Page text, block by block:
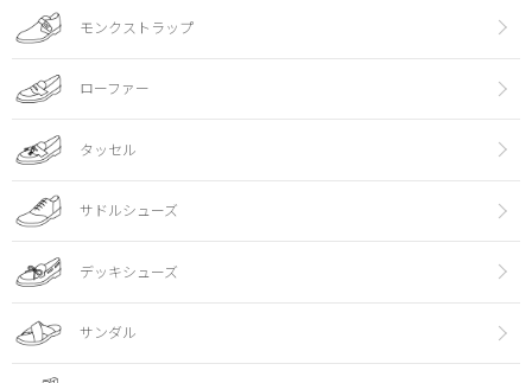
モンクストラップ
ローファー
タッセル
サドルシューズ
デッキシューズ
サンダル